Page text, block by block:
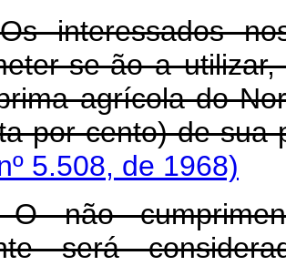
interessados
se-ão a
agrícola do
por cento) de sua
5.508, de 1968)
não
será